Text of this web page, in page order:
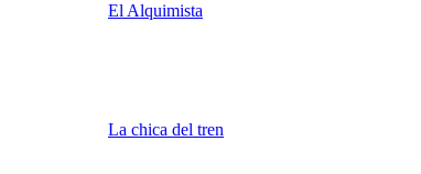
El Alquimista
La chica del tren